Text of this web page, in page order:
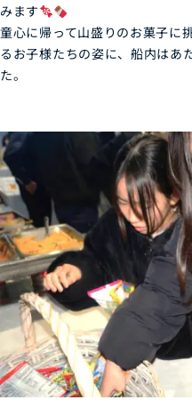
みます
童心に帰って山盛りのお菓子に
るお子様たちの姿に、船内はあ
た。